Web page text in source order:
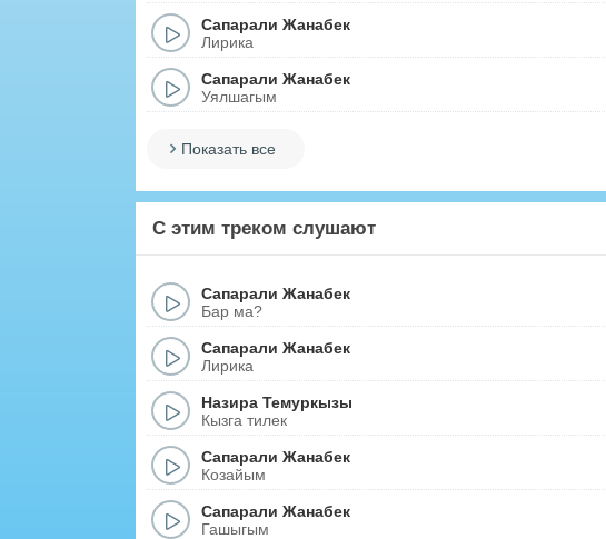
Сапарали Жанабек
Лирика
Сапарали Жанабек
Уялшагым
Показать все
С этим треком слушают
Сапарали Жанабек
Бар ма?
Сапарали Жанабек
Лирика
Назира Темуркызы
Кызга тилек
Сапарали Жанабек
Козайым
Сапарали Жанабек
Гашыгым